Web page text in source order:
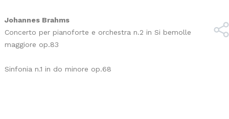
Johannes Brahms
Concerto per pianoforte e orchestra n.2 in Si bemolle
maggiore op.83
Sinfonia n.1 in do minore op.68